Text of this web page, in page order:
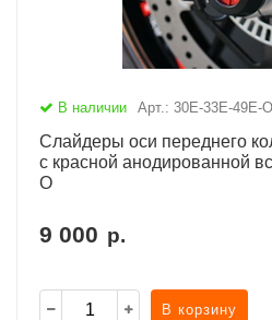
В наличии Арт.: 30E-33E-49E-O
Слайдеры оси переднего
с красной анодированной
O
9 000 р.
В корзину